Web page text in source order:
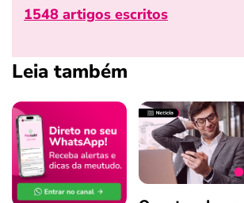
1548 artigos escritos
Leia também